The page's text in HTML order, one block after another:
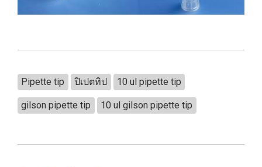
Pipette tip ปิเปตทิป 10 ul pipette tip
gilson pipette tip 10 ul gilson pipette tip